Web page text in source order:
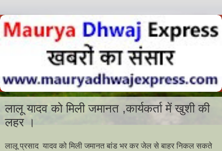
लालू यादव को मिली जमानत ,कार्यकर्ता में खुशी की
लहर ।
लालू प्रसाद यादव को मिली जमानत बांड भर कर जेल से बाहर निकल सकते